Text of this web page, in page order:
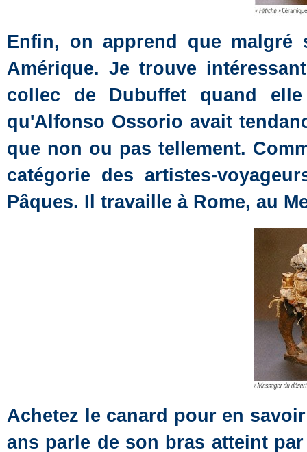
Enfin, on apprend que malgré
Amérique. Je trouve
collec de Dubuffet quand
qu'Alfonso Ossorio avait
que non ou pas tellement.
catégorie des artistes-
Pâques. Il travaille à Rome, au
Achetez le canard pour en
ans parle de son bras atteint